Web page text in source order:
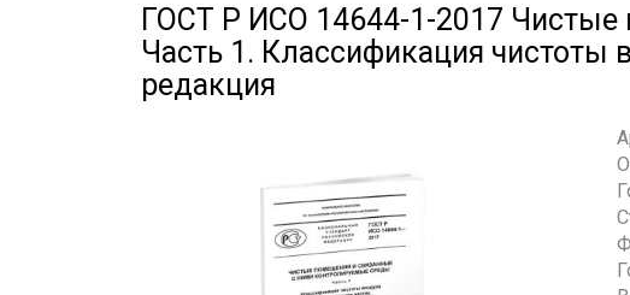
ГОСТ Р ИСО 14644-1-2017
Часть 1. Классификация чистоты
редакция